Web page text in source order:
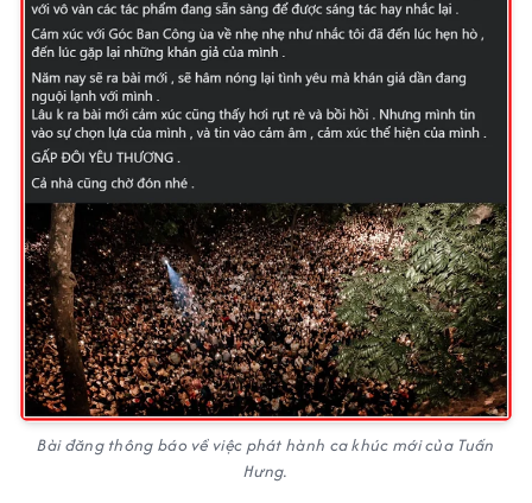
Bài đăng thông báo về việc phát hành ca khúc mới của Tuấn
Hưng.